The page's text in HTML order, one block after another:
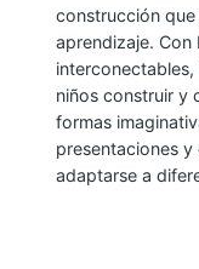
construcción
aprendizaje.
niños construir y
formas
presentaciones
adaptarse a